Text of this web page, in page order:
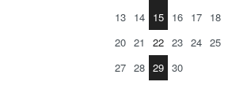
13 14 15 16 17 18
20 21 22 23 24 25
27 28 29 30